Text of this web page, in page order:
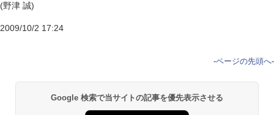
(野津 誠)
2009/10/2 17:24
-ページの先頭へ-
Google 検索で当サイトの記事を優先表示させる